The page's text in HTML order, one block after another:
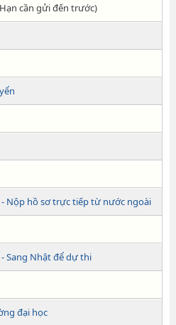
cần gửi đến trước)
Nộp hồ sơ trực tiếp từ nước ngoài
Sang Nhật để dự thi
đại học